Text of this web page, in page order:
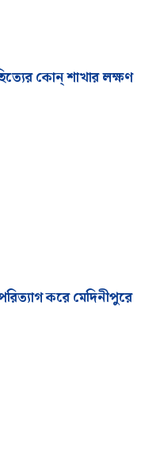
কোন্ শাখার লক্ষণ
করে মেদিনীপুরে